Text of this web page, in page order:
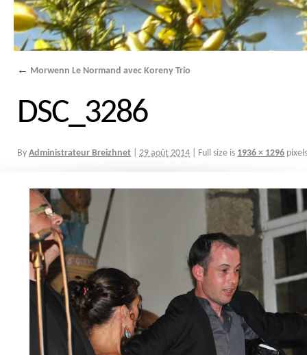
← Morwenn Le Normand avec Koreny Trio
DSC_3286
By Administrateur Breizhnet 29 août 2014 Full size is 1936 × 1296 pixels